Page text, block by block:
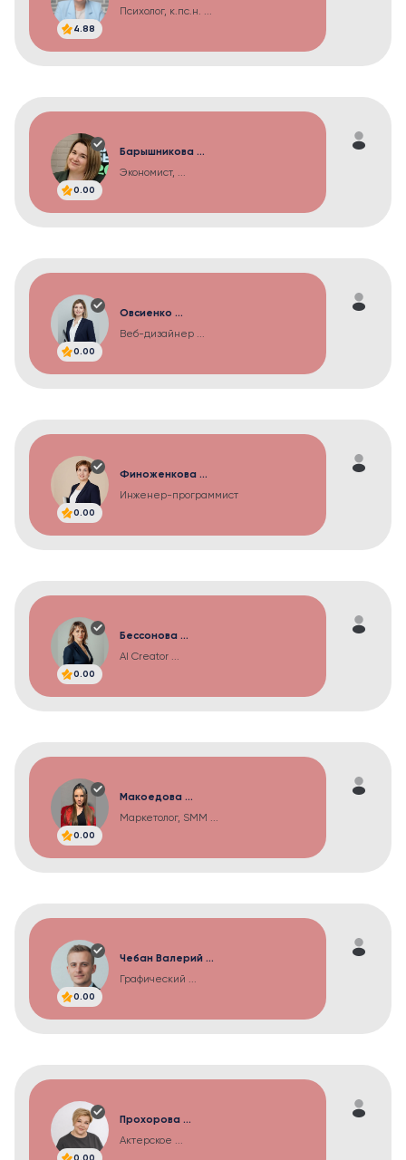
4.88
Психолог, к.пс.н. ...
0.00
Барышникова ...
Экономист, ...
0.00
Овсиенко ...
Веб-дизайнер ...
0.00
Финоженкова ...
Инженер-программист
0.00
Бессонова ...
AI Creator ...
0.00
Макоедова ...
Маркетолог, SMM ...
0.00
Чебан Валерий ...
Графический ...
0.00
Прохорова ...
Актерское ...